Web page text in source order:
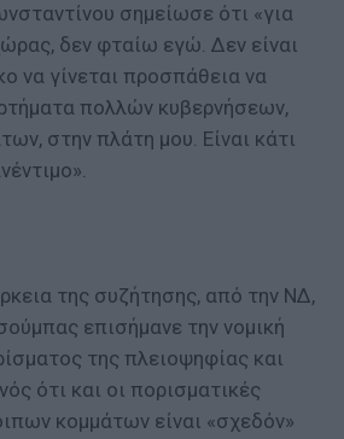
σημείωσε ότι «για
δεν φταίω εγώ. Δεν είναι
να γίνεται προσπάθεια να
πολλών κυβερνήσεων,
στην πλάτη μου. Είναι κάτι
της συζήτησης, από την ΝΔ,
επισήμανε την νομική
της πλειοψηφίας και
ότι και οι πορισματικές
κομμάτων είναι «σχεδόν»